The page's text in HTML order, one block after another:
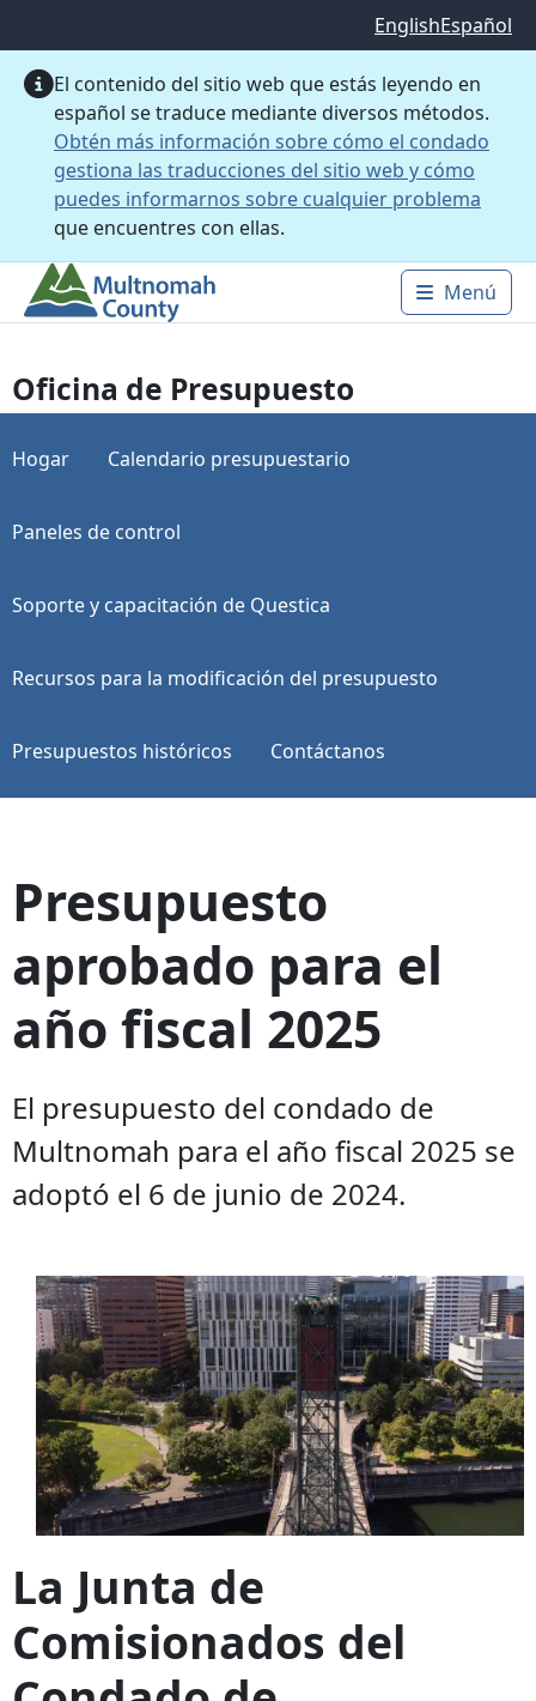
EnglishEspañol
El contenido del sitio web que estás leyendo en
español se traduce mediante diversos métodos.
Obtén más información sobre cómo el condado
gestiona las traducciones del sitio web y cómo
puedes informarnos sobre cualquier problema
que encuentres con ellas.
Main
Menú
Oficina de Presupuesto
Hogar Calendario presupuestario
Paneles de control
Soporte y capacitación de Questica
Recursos para la modificación del presupuesto
Presupuestos históricos Contáctanos
Presupuesto
aprobado para el
año fiscal 2025
El presupuesto del condado de
Multnomah para el año fiscal 2025 se
adoptó el 6 de junio de 2024.
La Junta de
Comisionados del